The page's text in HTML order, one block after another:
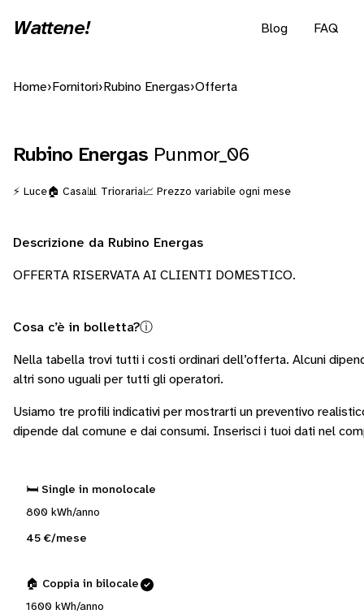
Wattene! Blog FAQ
Home› Fornitori› Rubino Energas›Offerta
Rubino Energas Punmor_06
⚡ Luce🏠 Casa📊 Trioraria📈 Prezzo variabile ogni mese
Descrizione da Rubino Energas
OFFERTA RISERVATA AI CLIENTI DOMESTICO.
Cosa c’è in bolletta?ⓘ
Nella tabella trovi tutti i costi ordinari dell’offerta. Alcuni
altri sono uguali per tutti gli operatori.
Usiamo tre profili indicativi per mostrarti un preventivo
dipende dal comune e dai consumi. Inserisci i tuoi dati nel
🛏️ Single in monolocale
800 kWh/anno
45 €/mese
🏠 Coppia in bilocale
1600 kWh/anno